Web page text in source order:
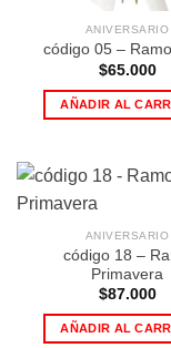
ANIVERSARIO
código 05 –
$65.000
AÑADIR AL
ANIVERSARIO
código 18 –
Primavera
$87.000
AÑADIR AL